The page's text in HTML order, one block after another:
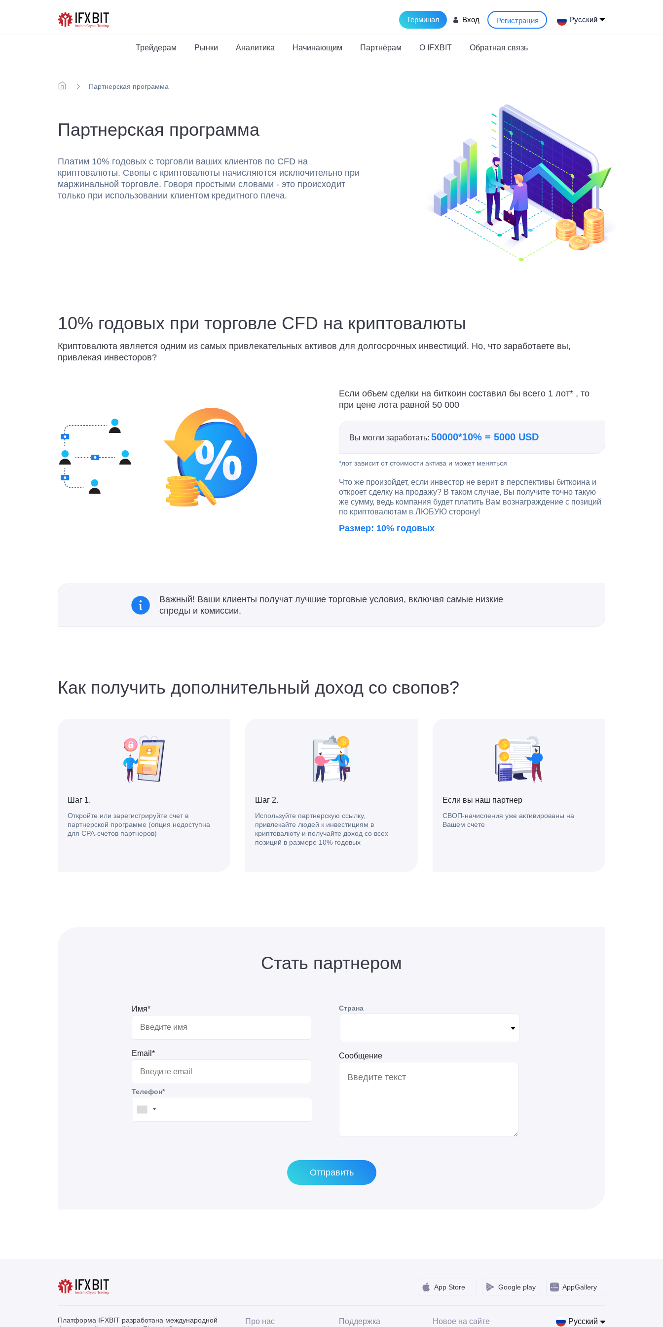
Терминал Вход Регистрация Русский
Трейдерам Рынки Аналитика Начинающим Партнёрам О IFXBIT Обратная связь
Партнерская программа
Партнерская программа
Платим 10% годовых с торговли ваших клиентов по CFD на
криптовалюты. Свопы с криптовалюты начисляются исключительно при
маржинальной торговле. Говоря простыми словами - это происходит
только при использовании клиентом кредитного плеча.
10% годовых при торговле CFD на криптовалюты
Криптовалюта является одним из самых привлекательных активов для долгосрочных инвестиций. Но, что заработаете вы,
привлекая инвесторов?
Если объем сделки на биткоин составил бы всего 1 лот* , то
при цене лота равной 50 000
Вы могли заработать: 50000*10% = 5000 USD
*лот зависит от стоимости актива и может меняться
Что же произойдет, если инвестор не верит в перспективы биткоина и
откроет сделку на продажу? В таком случае, Вы получите точно такую
же сумму, ведь компания будет платить Вам вознаграждение с позиций
по криптовалютам в ЛЮБУЮ сторону!
Размер: 10% годовых
Важный! Ваши клиенты получат лучшие торговые условия, включая самые низкие
спреды и комиссии.
Как получить дополнительный доход со свопов?
Шаг 1.
Откройте или зарегистрируйте счет в
партнерской программе (опция недоступна
для CPA-счетов партнеров)
Шаг 2.
Используйте партнерскую ссылку,
привлекайте людей к инвестициям в
криптовалюту и получайте доход со всех
позиций в размере 10% годовых
Если вы наш партнер
СВОП-начисления уже активированы на
Вашем счете
Стать партнером
Имя*
Email*
Телефон*
Страна
Сообщение
Отправить
App Store Google play AppGallery
Платформа IFXBIT разработана международной
Про нас Поддержка Новое на сайте Русский